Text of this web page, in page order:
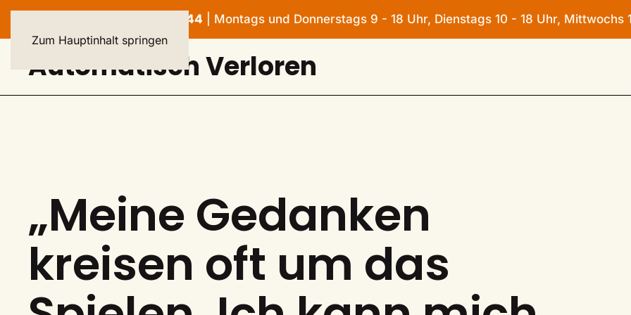
Zum Hauptinhalt springen
Automatisch Verloren
HELPLINE: 040 - 23 93 44 44 | Montags und Donnerstags 9 - 18 Uhr, Dienstags 10 - 18 Uhr, Mittwochs
„Meine Gedanken
kreisen oft um das